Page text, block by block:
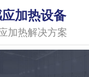
加热设备
加热解决方案